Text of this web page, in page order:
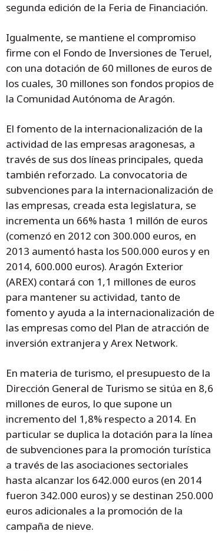
segunda edición de la Feria de Financiación.
Igualmente, se mantiene el compromiso
firme con el Fondo de Inversiones de Teruel,
con una dotación de 60 millones de euros de
los cuales, 30 millones son fondos propios de
la Comunidad Autónoma de Aragón.
El fomento de la internacionalización de la
actividad de las empresas aragonesas, a
través de sus dos líneas principales, queda
también reforzado. La convocatoria de
subvenciones para la internacionalización de
las empresas, creada esta legislatura, se
incrementa un 66% hasta 1 millón de euros
(comenzó en 2012 con 300.000 euros, en
2013 aumentó hasta los 500.000 euros y en
2014, 600.000 euros). Aragón Exterior
(AREX) contará con 1,1 millones de euros
para mantener su actividad, tanto de
fomento y ayuda a la internacionalización de
las empresas como del Plan de atracción de
inversión extranjera y Arex Network.
En materia de turismo, el presupuesto de la
Dirección General de Turismo se sitúa en 8,6
millones de euros, lo que supone un
incremento del 1,8% respecto a 2014. En
particular se duplica la dotación para la línea
de subvenciones para la promoción turística
a través de las asociaciones sectoriales
hasta alcanzar los 642.000 euros (en 2014
fueron 342.000 euros) y se destinan 250.000
euros adicionales a la promoción de la
campaña de nieve.